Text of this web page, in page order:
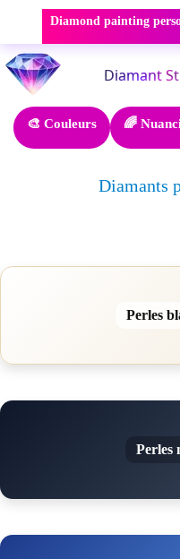
Diamond painting
Passer
au
contenu
🎨 Couleurs 🌈
Diamants
Perles
Perles